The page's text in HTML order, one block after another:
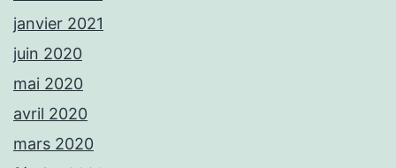
janvier 2021
juin 2020
mai 2020
avril 2020
mars 2020